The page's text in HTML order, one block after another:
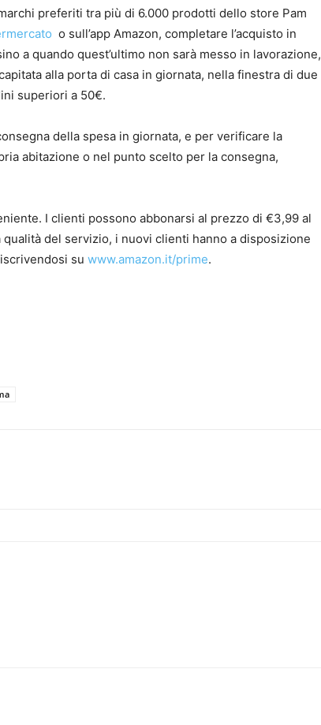
preferiti tra più di 6.000 prodotti dello store Pam
o sull’app Amazon, completare l’acquisto in
a quando quest’ultimo non sarà messo in lavorazione,
alla porta di casa in giornata, nella finestra di due
superiori a 50€.
della spesa in giornata, e per verificare la
abitazione o nel punto scelto per la consegna,
I clienti possono abbonarsi al prezzo di €3,99 al
del servizio, i nuovi clienti hanno a disposizione
su www.amazon.it/prime.